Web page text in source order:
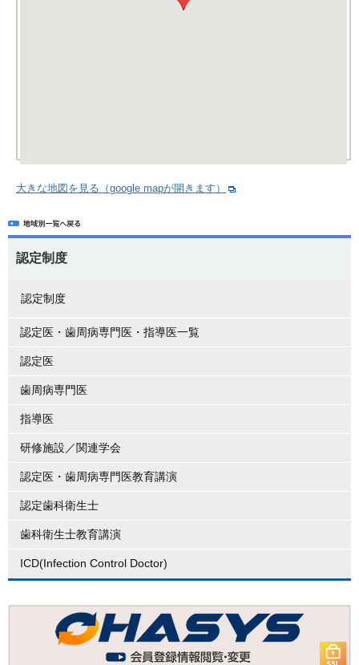
大きな地図を見る（google mapが開きます）
認定制度
認定制度
認定医・歯周病専門医・指導医一覧
認定医
歯周病専門医
指導医
研修施設／関連学会
認定医・歯周病専門医教育講演
認定歯科衛生士
歯科衛生士教育講演
ICD(Infection Control Doctor)